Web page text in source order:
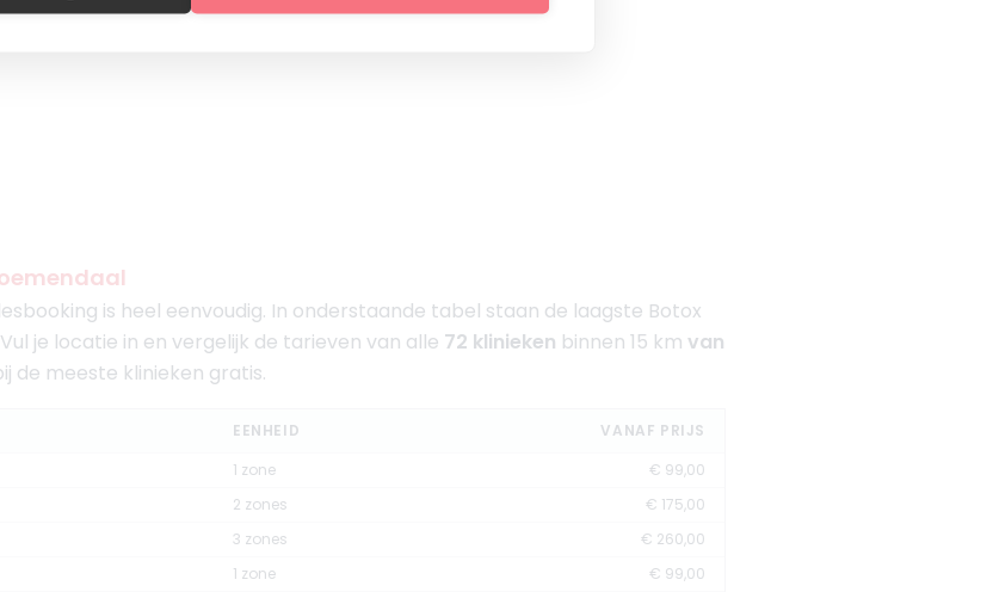
is heel eenvoudig. In onderstaande tabel staan de laagste Botox
je locatie in en vergelijk de tarieven van alle 72 klinieken binnen 15 km van
de meeste klinieken gratis.
EENHEID
VANAF PRIJS
1 zone
€ 99,00
2 zones
€ 175,00
3 zones
€ 260,00
1 zone
€ 99,00